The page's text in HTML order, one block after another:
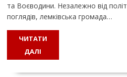
та Воєводини. Незалежно від
поглядів, лемківська громада…
ЧИТАТИ
ДАЛІ